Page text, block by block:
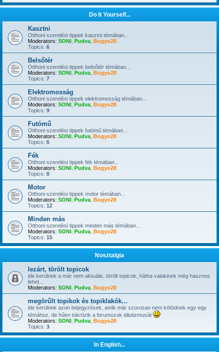
Do It Yourself...
Kasztni
Otthoni szerelési tippek kasztni témában...
Moderators: SONI Pudva Bogyo28
Topics: 6
Belsőtér
Otthoni szerelési tippek belsőtér témában...
Moderators: SONI Pudva Bogyo28
Topics: 7
Elektromosság
Otthoni szerelési tippek elektromosság témában...
Moderators: SONI Pudva Bogyo28
Topics: 9
Futómű
Otthoni szerelési tippek futómű témában...
Moderators: SONI Pudva Bogyo28
Topics: 6
Fék
Otthoni szerelési tippek fék témában...
Moderators: SONI Pudva Bogyo28
Topics: 8
Motor
Otthoni szerelési tippek motor témában...
Moderators: SONI Pudva Bogyo28
Topics: 12
Minden más
Otthoni szerelési tippek minden más témában...
Moderators: SONI Pudva Bogyo28
Topics: 15
Nosztalgia
lezárt, törölt topicok
ide kerülnek a már nem aktuális, törölt topicok, hátha valakinek még hasznos
lehet...
Moderators: SONI Pudva Bogyo28
megörűlt topikok és topiklakók...
ide kerülnek azon bejegyzések, amik már szorosan nem kötödnek egy-egy
témához, de hűen tükrözik a forumozok idiotizmusát
Moderators: SONI Pudva Bogyo28
Topics: 3
In English...